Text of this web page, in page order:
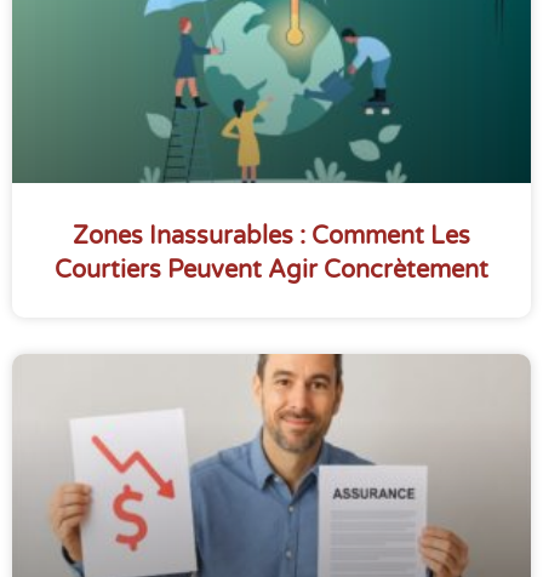
Zones Inassurables : Comment Les
Courtiers Peuvent Agir Concrètement